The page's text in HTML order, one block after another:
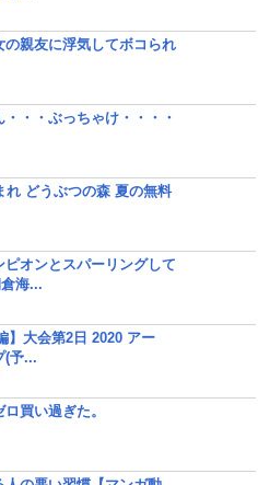
の親友に浮気してボコられ
・・・ぶっちゃけ・・・・
れ どうぶつの森 夏の無料
オンとスパーリングして
海...
】大会第2日 2020 アー
(予...
買い過ぎた。